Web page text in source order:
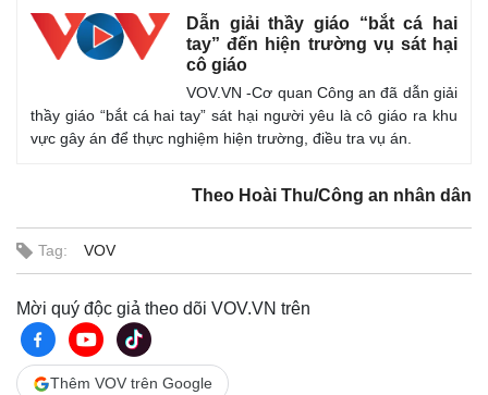
Cuộc sống đó đây
Hồ sơ
Ảnh
Dẫn giải thầy giáo “bắt cá hai
tay” đến hiện trường vụ sát hại
cô giáo
VOV.VN -Cơ quan Công an đã dẫn giải
thầy giáo “bắt cá hai tay” sát hại người yêu là cô giáo ra khu
vực gây án để thực nghiệm hiện trường, điều tra vụ án.
Theo Hoài Thu/Công an nhân dân
Tag: VOV
Mời quý độc giả theo dõi VOV.VN trên
Thêm VOV trên Google